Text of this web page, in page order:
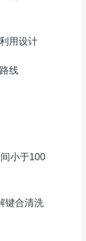
用设计
线
小于100
键合清洗